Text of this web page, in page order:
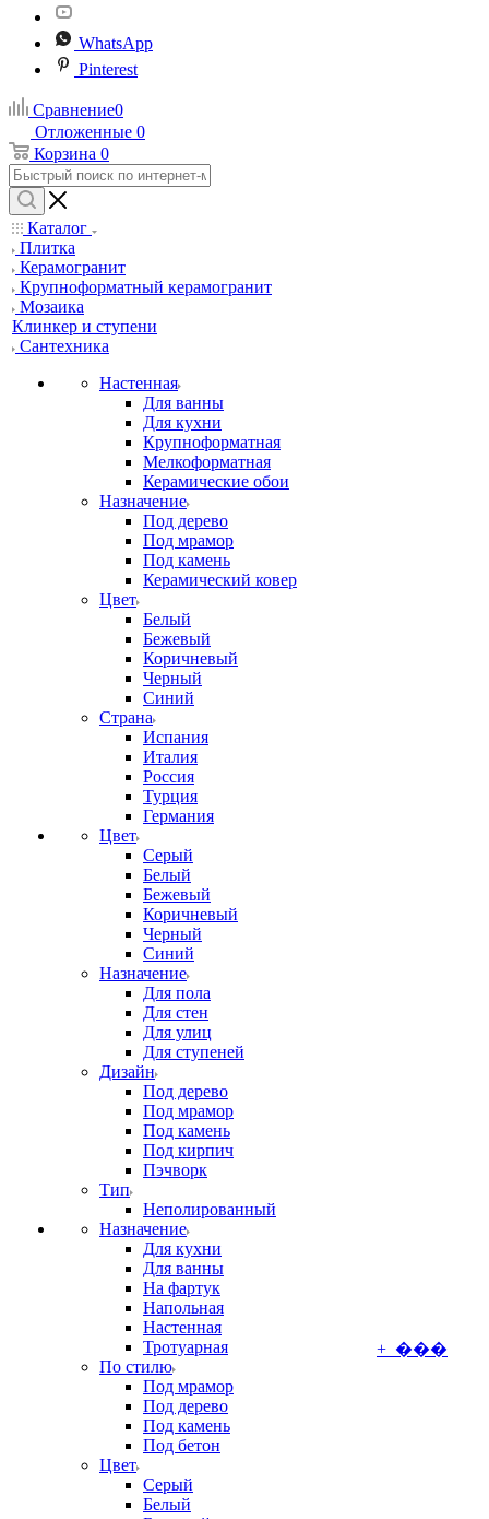
WhatsApp
Pinterest
Сравнение0
Отложенные 0
Корзина 0
Каталог
Плитка
Керамогранит
Крупноформатный керамогранит
Мозаика
Клинкер и ступени
Сантехника
Настенная
Для ванны
Для кухни
Крупноформатная
Мелкоформатная
Керамические обои
Назначение
Под дерево
Под мрамор
Под камень
Керамический ковер
Цвет
Белый
Бежевый
Коричневый
Черный
Синий
Страна
Испания
Италия
Россия
Турция
Германия
Цвет
Серый
Белый
Бежевый
Коричневый
Черный
Синий
Назначение
Для пола
Для стен
Для улиц
Для ступеней
Дизайн
Под дерево
Под мрамор
Под камень
Под кирпич
Пэчворк
Тип
Неполированный
Назначение
Для кухни
Для ванны
На фартук
Напольная
Настенная
Тротуарная
По стилю
Под мрамор
Под дерево
Под камень
Под бетон
Цвет
Серый
Белый
+ ���